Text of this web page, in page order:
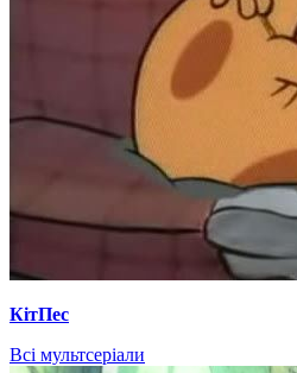
КітПес
Всі мультсеріали